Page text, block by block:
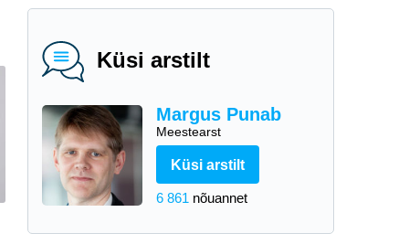
Küsi arstilt
Margus Punab
Meestearst
Küsi arstilt
6 861 nõuannet